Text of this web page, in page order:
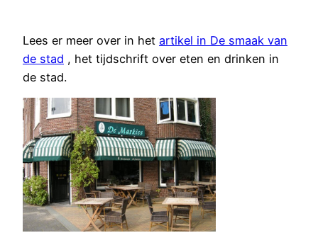
Lees er meer over in het artikel in De smaak van
de stad , het tijdschrift over eten en drinken in
de stad.